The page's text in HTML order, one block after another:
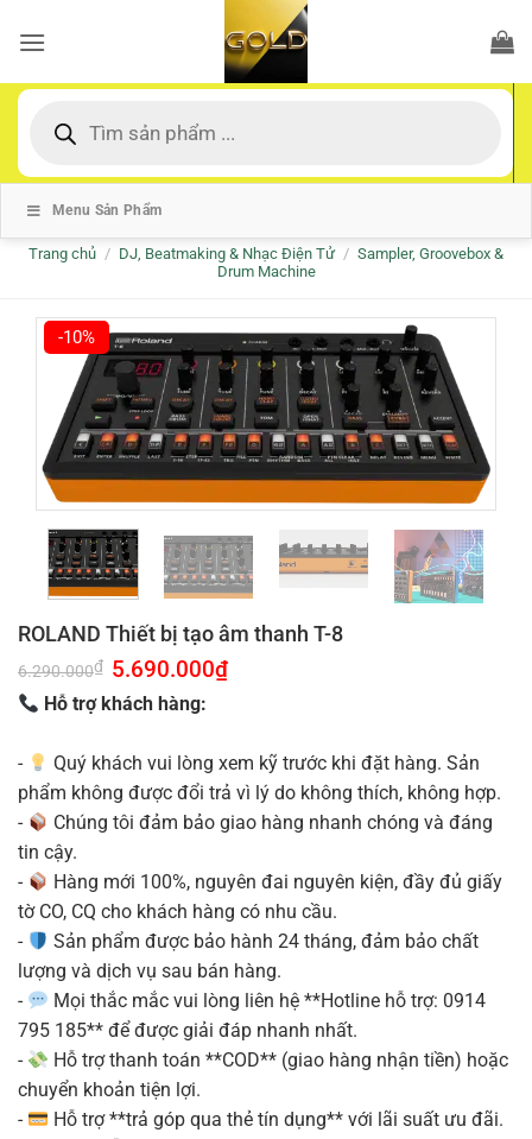
qua
dung
kiếm
Menu Sản Phẩm
Trang chủ / DJ, Beatmaking & Nhạc Điện Tử / Sampler, Groovebox &
Drum Machine
-10%
ROLAND Thiết bị tạo âm thanh T-8
6.290.000₫ Giá
gốc
là:
6.290.000₫.
5.690.000₫Giá
Hỗ trợ khách hàng:
-
Quý khách vui lòng xem kỹ trước khi đặt hàng. Sản
phẩm không được đổi trả vì lý do không thích, không hợp.
-
Chúng tôi đảm bảo giao hàng nhanh chóng và đáng
tin cậy.
-
Hàng mới 100%, nguyên đai nguyên kiện, đầy đủ giấy
tờ CO, CQ cho khách hàng có nhu cầu.
-
Sản phẩm được bảo hành 24 tháng, đảm bảo chất
lượng và dịch vụ sau bán hàng.
-
Mọi thắc mắc vui lòng liên hệ **Hotline hỗ trợ: 0914
795 185** để được giải đáp nhanh nhất.
-
Hỗ trợ thanh toán **COD** (giao hàng nhận tiền) hoặc
chuyển khoản tiện lợi.
-
Hỗ trợ **trả góp qua thẻ tín dụng** với lãi suất ưu đãi.